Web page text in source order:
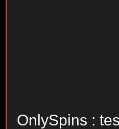
OnlySpins :